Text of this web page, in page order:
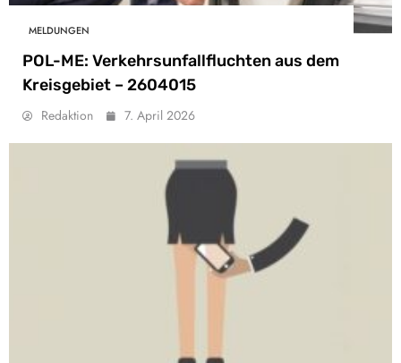
MELDUNGEN
POL-ME: Verkehrsunfallfluchten aus dem
Kreisgebiet – 2604015
Redaktion 7. April 2026